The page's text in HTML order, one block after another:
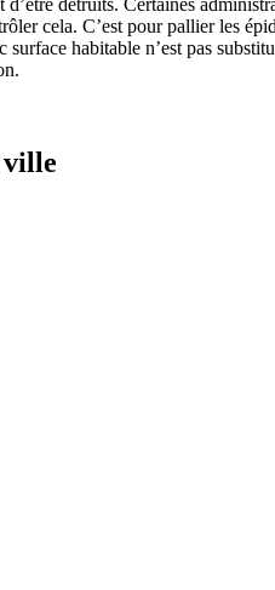
détruits. Certaines
cela. C’est pour pallier les
habitable n’est pas
ville